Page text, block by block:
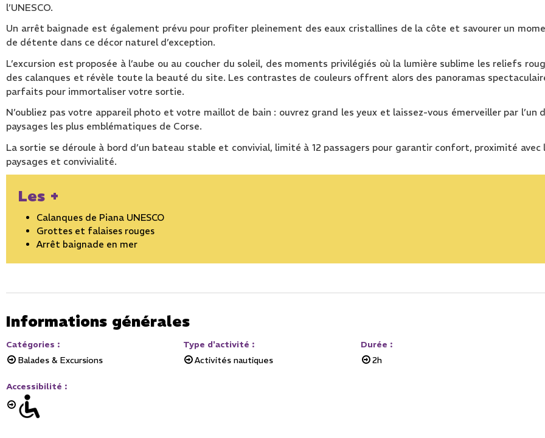
l’UNESCO.
Un arrêt baignade est également prévu pour profiter pleinement des eaux cristallines de la côte et savourer un
de détente dans ce décor naturel d’exception.
L’excursion est proposée à l’aube ou au coucher du soleil, des moments privilégiés où la lumière sublime les reliefs
des calanques et révèle toute la beauté du site. Les contrastes de couleurs offrent alors des panoramas
parfaits pour immortaliser votre sortie.
N’oubliez pas votre appareil photo et votre maillot de bain : ouvrez grand les yeux et laissez-vous émerveiller par l’un
paysages les plus emblématiques de Corse.
La sortie se déroule à bord d’un bateau stable et convivial, limité à 12 passagers pour garantir confort, proximité avec
paysages et convivialité.
Les +
Calanques de Piana UNESCO
Grottes et falaises rouges
Arrêt baignade en mer
Informations générales
Catégories :
Balades & Excursions
Type d'activité :
Activités nautiques
Durée :
2h
Accessibilité :